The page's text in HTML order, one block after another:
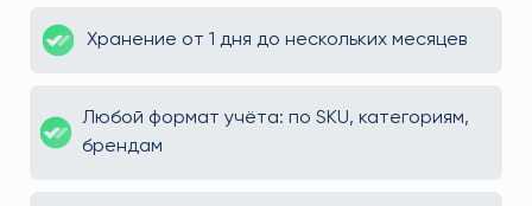
Хранение от 1 дня до нескольких месяцев
Любой формат учёта: по SKU, категориям,
брендам